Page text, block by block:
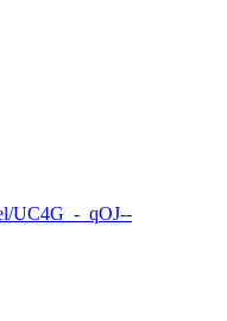
UC4G_-_qOJ--